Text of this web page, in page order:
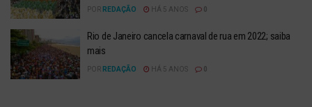
POR REDAÇÃO HÁ 5 ANOS
Rio de Janeiro cancela carnaval de rua em 2022; saiba
mais
POR REDAÇÃO HÁ 5 ANOS